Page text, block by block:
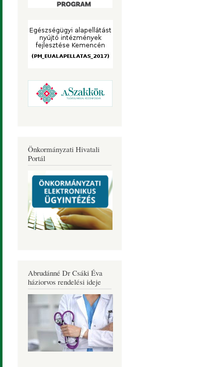
Önkormányzati Hivatali
Portál
Abrudánné Dr Csáki Éva
háziorvos rendelési ideje